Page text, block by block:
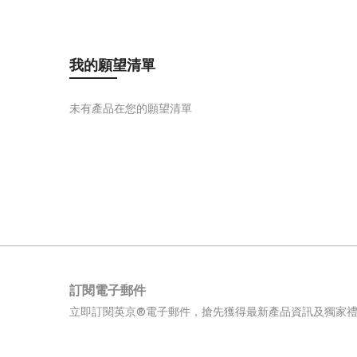
我的願望清單
未有產品在您的願望清單
訂閱電子郵件
立即訂閱英京®電子郵件，搶先獲得最新產品資訊及獨家禮